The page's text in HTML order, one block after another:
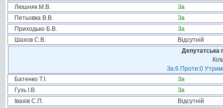
Люшняк М.В.
За
Петьовка В.В.
За
Приходько Б.В.
За
Шахов С.В.
Відсутній
Депутатська
За:6 Проти:0
Батенко Т.І.
За
Гузь І.В.
За
Івахів С.П.
Відсутній